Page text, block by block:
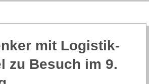
mit Logis­tik-
zu Besuch im 9.